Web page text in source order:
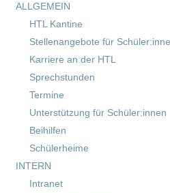
ALLGEMEIN
HTL Kantine
Stellenangebote für
Karriere an der HTL
Sprechstunden
Termine
Unterstützung für Schüler:innen
Beihilfen
Schülerheime
INTERN
Intranet